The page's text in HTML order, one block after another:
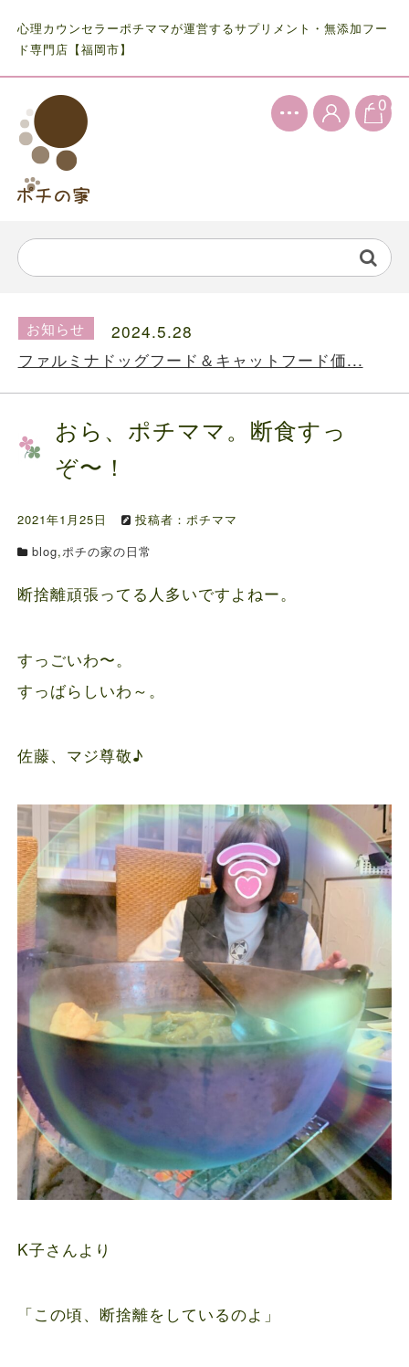
心理カウンセラーポチママが運営するサプリメント・無添加フー
ド専門店【福岡市】
0
お知らせ
2024.5.28
お知らせ
2024.10.7
送料の価格変更のお知らせ...
2024.5.28
ファルミナドッグフード＆キャットフード価...
お知らせ
2024.10.7
送料の価格変更のお知らせ...
おら、ポチママ。断食すっ
ぞ〜！
2021年1月25日
投稿者：ポチママ
blog,ポチの家の日常
断捨離頑張ってる人多いですよねー。
すっごいわ〜。
すっばらしいわ～。
佐藤、マジ尊敬♪
K子さんより
「この頃、断捨離をしているのよ」